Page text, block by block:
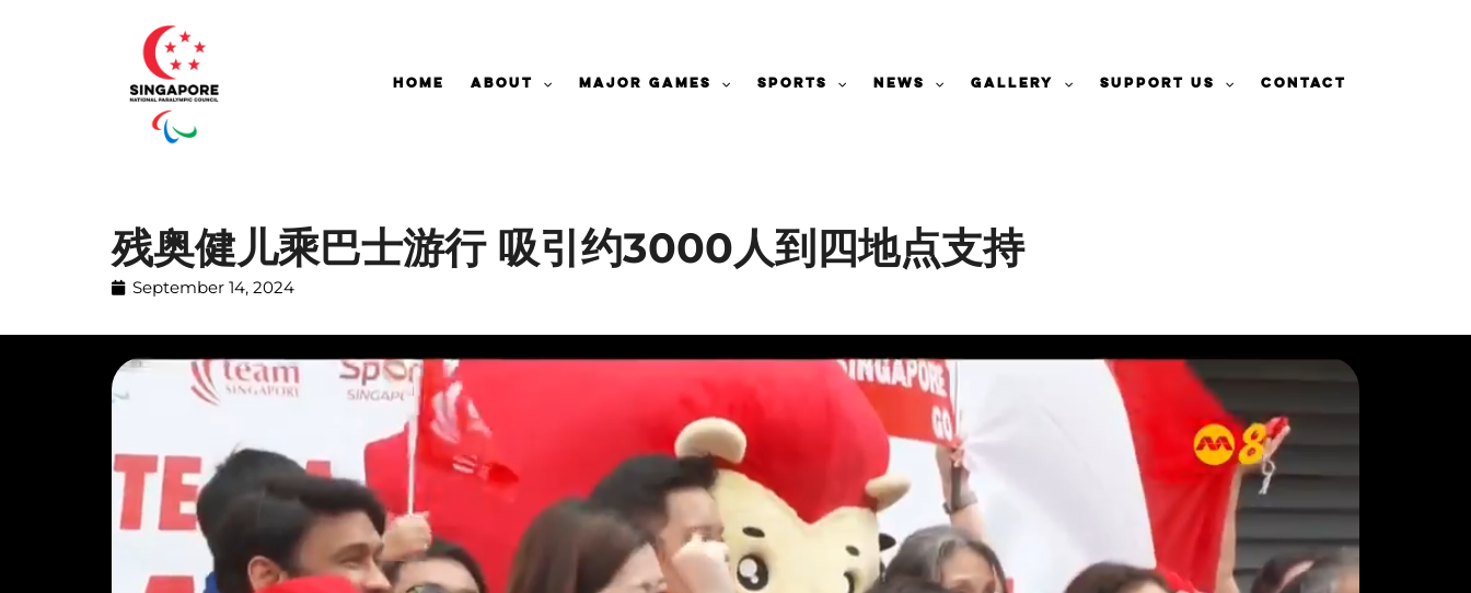
Home About Major Games Sports News Gallery Support Us Contact
残奥健儿乘巴士游行 吸引约3000人到四地点支持
September 14, 2024